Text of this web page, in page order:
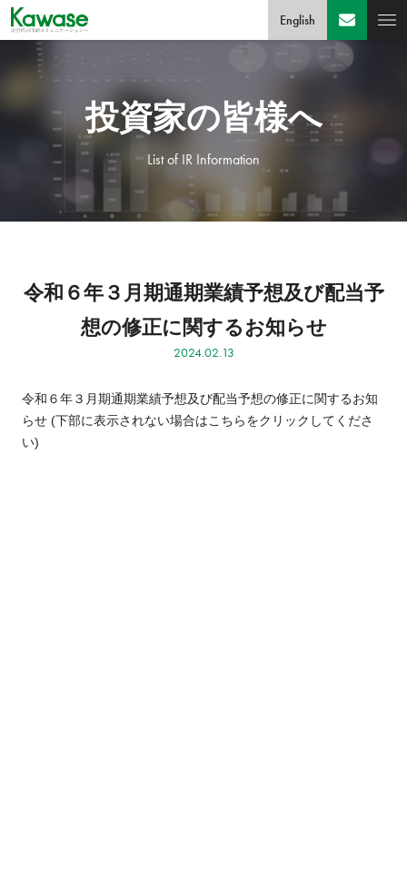
English
投資家の皆様へ
List of IR Information
令和６年３月期通期業績予想及び配当予
想の修正に関するお知らせ
2024.02.13
令和６年３月期通期業績予想及び配当予想の修正に関するお知
らせ (下部に表示されない場合はこちらをクリックしてくださ
い)